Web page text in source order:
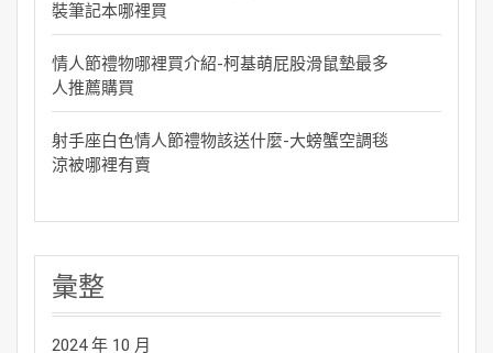
裝筆記本哪裡買
情人節禮物哪裡買介紹-柯基萌屁股滑鼠墊最多
人推薦購買
射手座白色情人節禮物該送什麼-大螃蟹空調毯
涼被哪裡有賣
彙整
2024 年 10 月